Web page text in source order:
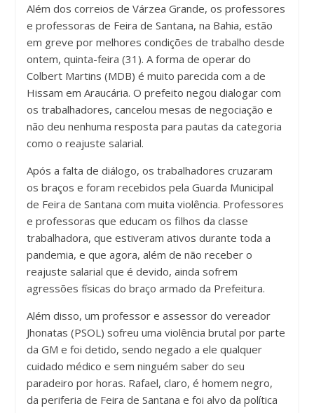
Além dos correios de Várzea Grande, os professores
e professoras de Feira de Santana, na Bahia, estão
em greve por melhores condições de trabalho desde
ontem, quinta-feira (31). A forma de operar do
Colbert Martins (MDB) é muito parecida com a de
Hissam em Araucária. O prefeito negou dialogar com
os trabalhadores, cancelou mesas de negociação e
não deu nenhuma resposta para pautas da categoria
como o reajuste salarial.
Após a falta de diálogo, os trabalhadores cruzaram
os braços e foram recebidos pela Guarda Municipal
de Feira de Santana com muita violência. Professores
e professoras que educam os filhos da classe
trabalhadora, que estiveram ativos durante toda a
pandemia, e que agora, além de não receber o
reajuste salarial que é devido, ainda sofrem
agressões físicas do braço armado da Prefeitura.
Além disso, um professor e assessor do vereador
Jhonatas (PSOL) sofreu uma violência brutal por parte
da GM e foi detido, sendo negado a ele qualquer
cuidado médico e sem ninguém saber do seu
paradeiro por horas. Rafael, claro, é homem negro,
da periferia de Feira de Santana e foi alvo da política